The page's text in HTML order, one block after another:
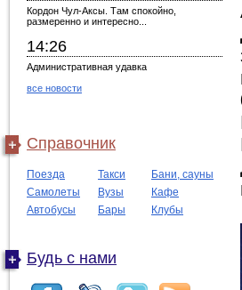
Кордон Чул-Аксы. Там спокойно,
размеренно и интересно...
14:26
Административная удавка
все новости
Справочник
Поезда Такси
Бани, сауны
Самолеты
Вузы
Кафе
Автобусы
Бары Клубы
Будь с нами